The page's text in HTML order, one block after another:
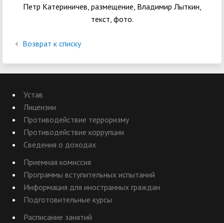
Петр Катериничев, размещение, Владимир Лыткин,
текст, фото.
Возврат к списку
Устав
Лицензии
Противодействие терроризму
Противодействие коррупции
Сведения о доходах
Приемная комиссия
Программы вступительных испытаний
Информация для иностранных граждан
Подготовительные курсы
Расписание занятий